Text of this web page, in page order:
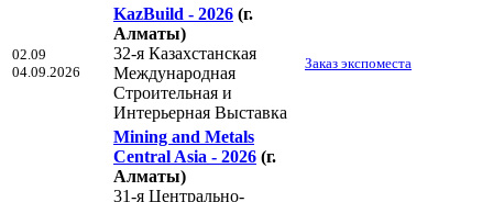
02.09
04.09.2026
KazBuild - 2026 (г.
Алматы)
32-я Казахстанская
Международная
Строительная и
Интерьерная Выставка
Заказ экспоместа
Mining and Metals
Central Asia - 2026 (г.
Алматы)
31-я Центрально-